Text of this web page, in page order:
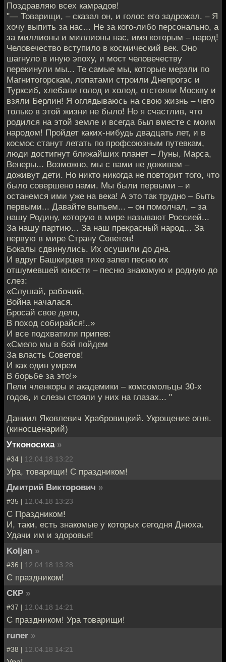
Поздравляю всех камрадов!
"— Товарищи, – сказал он, и голос его задрожал. – Я
хочу выпить за нас... Не за кого-либо персонально, а
за миллионы и миллионы нас, имя которым – народ!
Человечество вступило в космический век. Оно
шагнуло в иную эпоху, и мост человечеству
перекинули мы... Те самые мы, которые мерзли по
Магнитогорскам, лопатами строили Днепрогэс и
Турксиб, хлебали голод и холод, отстояли Москву и
взяли Берлин! Я оглядываюсь на свою жизнь – чего
только в этой жизни не было! Но я счастлив, что
родился на этой земле и всегда был вместе с моим
народом! Пройдет каких-нибудь двадцать лет, и в
космос станут летать по профсоюзным путевкам,
люди достигнут ближайших планет – Луны, Марса,
Венеры... Возможно, мы с вами не доживем –
доживут дети. Но никто никогда не повторит того, что
было совершено нами. Мы были первыми – и
останемся ими уже на века! А это так трудно – быть
первыми... Давайте выпьем... – он помолчал, – за
нашу Родину, которую в мире называют Россией...
За нашу партию... За наш прекрасный народ... За
первую в мире Страну Советов!
Бокалы сдвинулись. Их осушили до дна.
И вдруг Башкирцев тихо запел песню их
отшумевшей юности – песню знакомую и родную до
слез:
«Слушай, рабочий,
Война началася.
Бросай свое дело,
В поход собирайся!..»
И все подхватили припев:
«Смело мы в бой пойдем
За власть Советов!
И как один умрем
В борьбе за это!»
Пели членкоры и академики – комсомольцы 30-х
годов, и слезы стояли у них на глазах... "
Даниил Яковлевич Храбровицкий. Укрощение огня.
(киносценарий)
Утконосиха »
#34 | 12.04.18 13:22
Ура, товарищи! С праздником!
Дмитрий Викторович »
#35 | 12.04.18 13:23
С Праздником!
И, таки, есть знакомые у которых сегодня Днюха.
Удачи им и здоровья!
Koljan »
#36 | 12.04.18 13:28
С праздником!
СКР »
#37 | 12.04.18 14:21
С праздником! Ура товарищи!
runer »
#38 | 12.04.18 14:21